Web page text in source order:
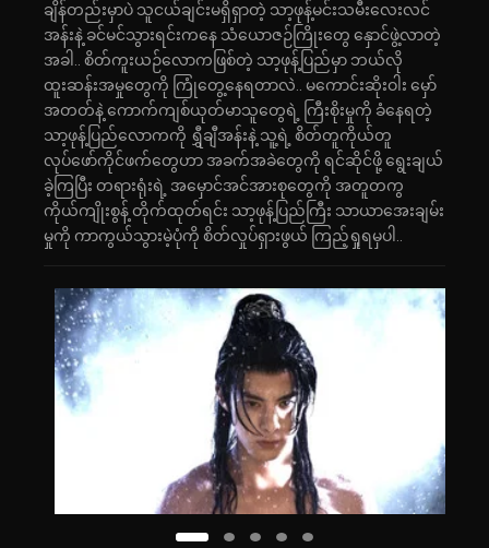
ချိန်တည်းမှာပဲ သူငယ်ချင်းမရှိရှာတဲ့ သာ့ဖုန့်မင်းသမီးလေးလင်
အန်းနဲ့ ခင်မင်သွားရင်းကနေ သံယောဇဉ်ကြိုးတွေ နှောင်ဖွဲ့လာတဲ့
အခါ.. စိတ်ကူးယဉ်လောကဖြစ်တဲ့ သာ့ဖုန့်ပြည်မှာ ဘယ်လို
ထူးဆန်းအမှုတွေကို ကြုံတွေ့နေရတာလဲ.. မကောင်းဆိုးဝါး မှော်
အတတ်နဲ့ ကောက်ကျစ်ယုတ်မာသူတွေရဲ့ ကြီးစိုးမှုကို ခံနေရတဲ့
သာ့ဖုန့်ပြည်လောကကို ရွှီချီအန်းနဲ့ သူ့ရဲ့ စိတ်တူကိုယ်တူ
လုပ်ဖော်ကိုင်ဖက်တွေဟာ အခက်အခဲတွေကို ရင်ဆိုင်ဖို့ ရွေးချယ်
ခဲ့ကြပြီး တရားရုံးရဲ့ အမှောင်အင်အားစုတွေကို အတူတကွ
ကိုယ်ကျိုးစွန့် တိုက်ထုတ်ရင်း သာ့ဖုန့်ပြည်ကြီး သာယာအေးချမ်း
မှုကို ကာကွယ်သွားမဲ့ပုံကို စိတ်လှုပ်ရှားဖွယ် ကြည့်ရှုရမှပါ..